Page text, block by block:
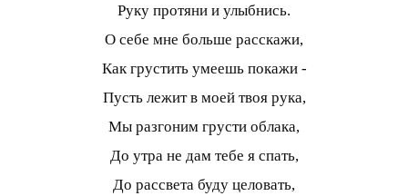
Руку протяни и улыбнись.
О себе мне больше расскажи,
Как грустить умеешь покажи -
Пусть лежит в моей твоя рука,
Мы разгоним грусти облака,
До утра не дам тебе я спать,
До рассвета буду целовать,